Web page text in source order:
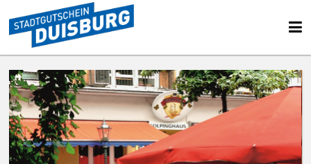
We use cookies
We use cookies and other technologies on our website. Some of these are
essential, while others help us to improve this website and your
experience. Personal data can be processed (e.g. IP addresses), e.g. B. for
personalized ads and content or ad and content measurement. You can
find more information about the use of your data in our
declaration. You can revoke or adjust your selection at any time under
Settings.